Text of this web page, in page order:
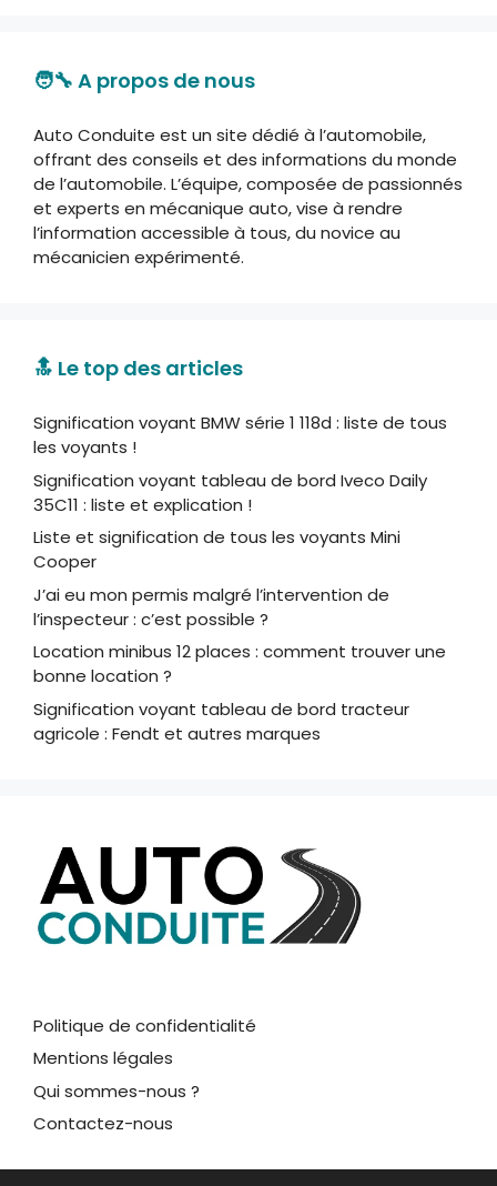
🧑‍🔧 A propos de nous
Auto Conduite est un site dédié à l’automobile,
offrant des conseils et des informations du monde
de l’automobile. L’équipe, composée de passionnés
et experts en mécanique auto, vise à rendre
l’information accessible à tous, du novice au
mécanicien expérimenté.
🔝 Le top des articles
Signification voyant BMW série 1 118d : liste de tous
les voyants !
Signification voyant tableau de bord Iveco Daily
35C11 : liste et explication !
Liste et signification de tous les voyants Mini
Cooper
J’ai eu mon permis malgré l’intervention de
l’inspecteur : c’est possible ?
Location minibus 12 places : comment trouver une
bonne location ?
Signification voyant tableau de bord tracteur
agricole : Fendt et autres marques
Politique de confidentialité
Mentions légales
Qui sommes-nous ?
Contactez-nous